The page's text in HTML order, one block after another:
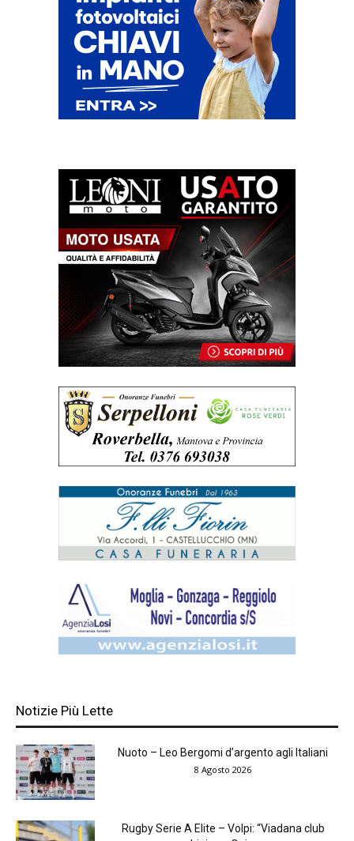
Notizie Più Lette
Nuoto – Leo Bergomi d’argento agli Italiani
8 Agosto 2026
Rugby Serie A Elite – Volpi: “Viadana club